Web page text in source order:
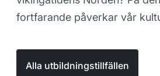
fortfarande påverkar vår
Alla utbildningstillfällen